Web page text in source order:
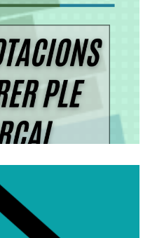
DEL
D’ajuts Al